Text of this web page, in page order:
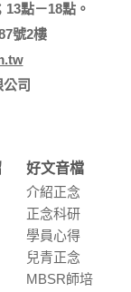
13點－18點。
號2樓
司
好文音檔
介紹正念
正念科研
學員⼼得
兒青正念
MBSR師培